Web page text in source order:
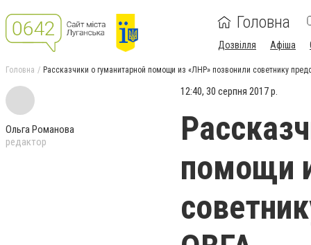
Головна
Дозвілля Афіша
Головна Рассказчики о гуманитарной помощи из «ЛНР» позвонили советнику
Ольга Романова
редактор
12:40, 30 серпня 2017 р.
помощи